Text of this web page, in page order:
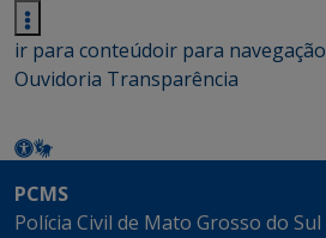
ir para conteúdoir para navegação
Ouvidoria Transparência
PCMS
Polícia Civil de Mato Grosso do Sul